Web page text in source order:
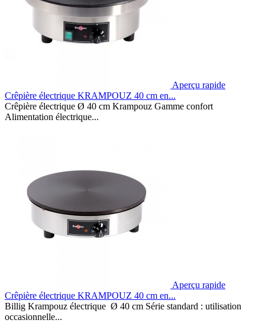
Aperçu rapide
Crêpière électrique KRAMPOUZ 40 cm en...
Crêpière électrique Ø 40 cm Krampouz Gamme confort
Alimentation électrique...
Aperçu rapide
Crêpière électrique KRAMPOUZ 40 cm en...
Billig Krampouz électrique Ø 40 cm Série standard : utilisation
occasionnelle...